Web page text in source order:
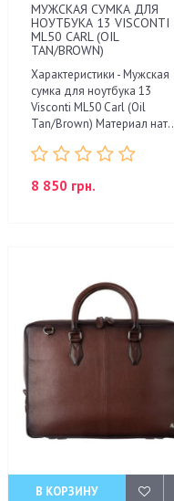
МУЖСКАЯ СУМКА ДЛЯ
НОУТБУКА 13 VISCONTI
ML50 CARL (OIL
TAN/BROWN)
Характеристики - Мужская
сумка для ноутбука 13
Visconti ML50 Carl (Oil
Tan/Brown) Материал нат..
8 850 грн.
В КОРЗИНУ